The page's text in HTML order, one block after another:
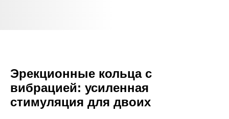
Эрекционные кольца с
вибрацией: усиленная
стимуляция для двоих